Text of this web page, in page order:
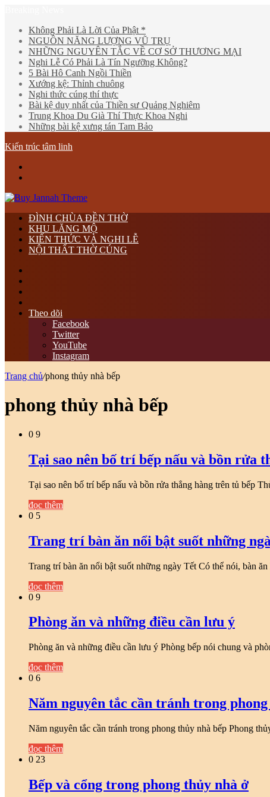
Không Phải Là Lời Của Phật *
NGUỒN NĂNG LƯỢNG VŨ TRỤ
NHỮNG NGUYÊN TẮC VỀ CƠ SỞ THƯƠNG MẠI
Nghi Lễ Có Phải Là Tín Ngưỡng Không?
5 Bài Hô Canh Ngồi Thiền
Xướng kệ: Thỉnh chuông
Nghi thức cúng thí thực
Bài kệ duy nhất của Thiền sư Quảng Nghiêm
Trung Khoa Du Già Thí Thực Khoa Nghi
Những bài kệ xưng tán Tam Bảo
Kiến trúc tâm linh
ĐÌNH CHÙA ĐỀN THỜ
KHU LĂNG MỘ
KIẾN THỨC VÀ NGHI LỄ
NỘI THẤT THỜ CÚNG
viết
ngẫu
nhiên
Theo dõi
Facebook
Twitter
YouTube
Instagram
Trang chủ/phong thủy nhà bếp
phong thủy nhà bếp
0 9
Tại sao nên bố trí bếp nấu và bồn rửa
Tại sao nên bố trí bếp nấu và bồn rửa thẳng hàng trên tủ bếp
đọc thêm
0 5
Trang trí bàn ăn nổi bật suốt những
Trang trí bàn ăn nổi bật suốt những ngày Tết Có thể nói, bàn
đọc thêm
0 9
Phòng ăn và những điều cần lưu ý
Phòng ăn và những điều cần lưu ý Phòng bếp nói chung và
đọc thêm
0 6
Năm nguyên tắc cần tránh trong
Năm nguyên tắc cần tránh trong phong thủy nhà bếp Phong
đọc thêm
0 23
Bếp và cổng trong phong thủy nhà ở